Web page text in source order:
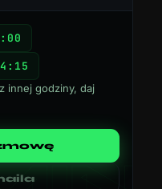
innej godziny, daj